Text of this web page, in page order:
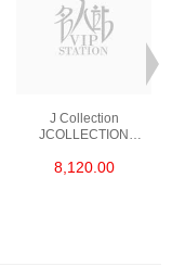
J Collection
JCOLLECTION
W/DIAMOND 7
8,120.00